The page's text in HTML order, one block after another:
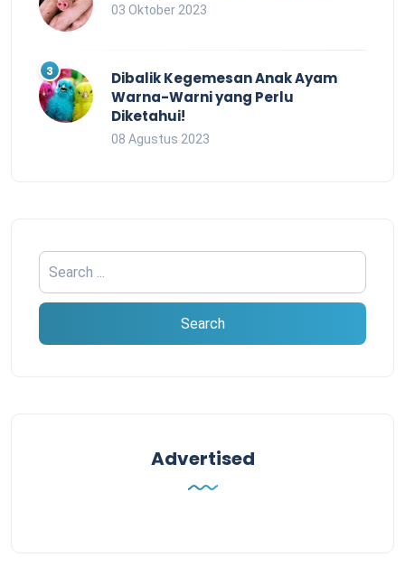
03 Oktober 2023
Dibalik Kegemesan Anak Ayam
Warna-Warni yang Perlu
Diketahui!
08 Agustus 2023
Advertised